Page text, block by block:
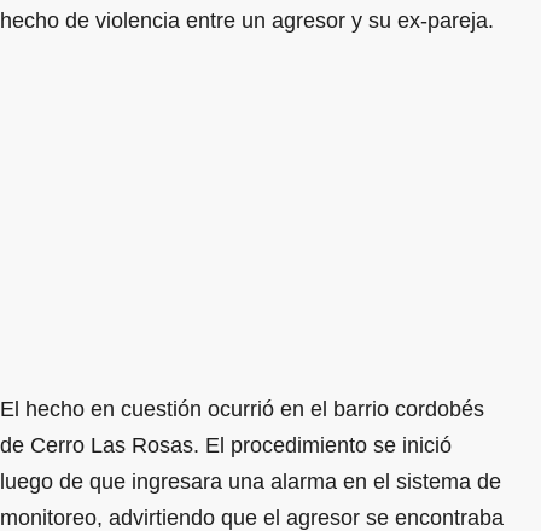
hecho de violencia entre un agresor y su ex-pareja.
El hecho en cuestión ocurrió en el barrio cordobés
de Cerro Las Rosas. El procedimiento se inició
luego de que ingresara una alarma en el sistema de
monitoreo, advirtiendo que el agresor se encontraba